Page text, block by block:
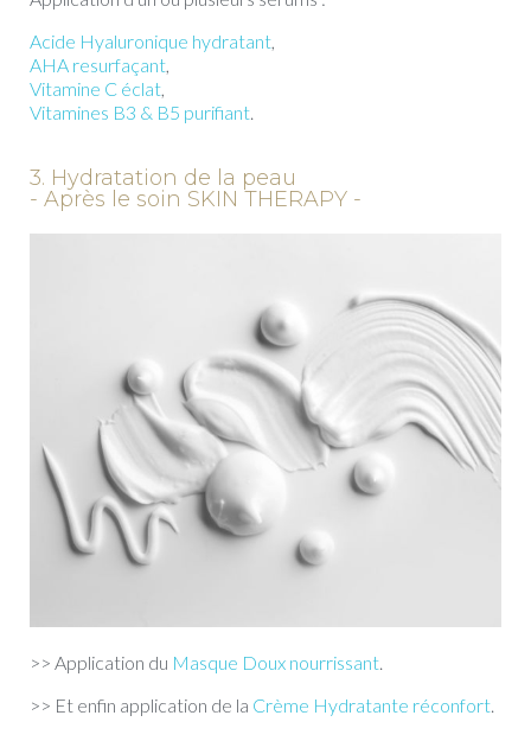
Acide Hyaluronique hydratant,
AHA resurfaçant,
Vitamine C éclat,
Vitamines B3 & B5 purifiant.
3. Hydratation de la peau
- Après le soin SKIN THERAPY -
>> Application du Masque Doux nourrissant.
>> Et enfin application de la Crème Hydratante réconfort.